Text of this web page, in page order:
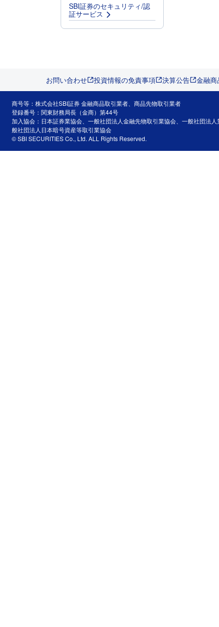
SBI証券のセキュリティ/認
証サービス
お問い合わせ 投資情報の免責事項 決算公告 金融
商号等：株式会社SBI証券 金融商品取引業者、商品先物取引業者
登録番号：関東財務局長（金商）第44号
加入協会：日本証券業協会、一般社団法人金融先物取引業協会、一般社団法
般社団法人日本暗号資産等取引業協会
© SBI SECURITIES Co., Ltd. ALL Rights Reserved.